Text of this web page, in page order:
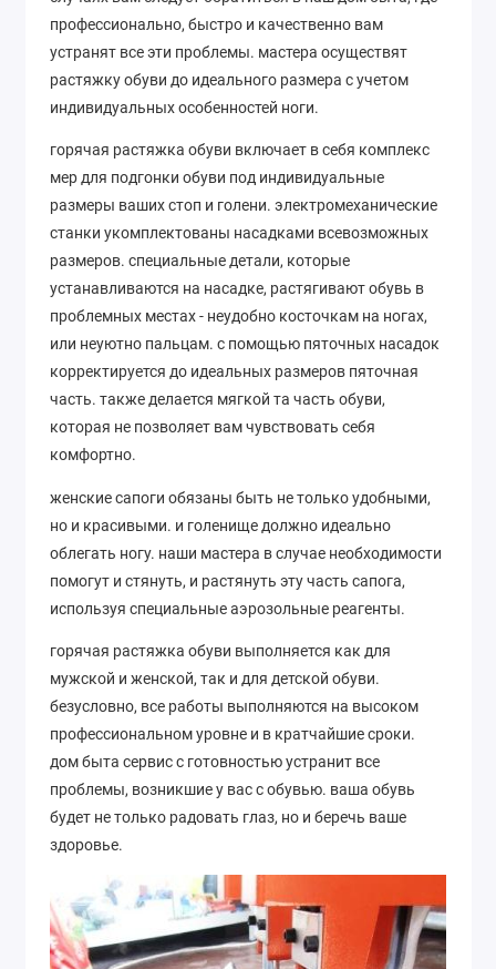
профессионально, быстро и качественно вам
устранят все эти проблемы. мастера осуществят
растяжку обуви до идеального размера с учетом
индивидуальных особенностей ноги.
горячая растяжка обуви включает в себя комплекс
мер для подгонки обуви под индивидуальные
размеры ваших стоп и голени. электромеханические
станки укомплектованы насадками всевозможных
размеров. специальные детали, которые
устанавливаются на насадке, растягивают обувь в
проблемных местах - неудобно косточкам на ногах,
или неуютно пальцам. с помощью пяточных насадок
корректируется до идеальных размеров пяточная
часть. также делается мягкой та часть обуви,
которая не позволяет вам чувствовать себя
комфортно.
женские сапоги обязаны быть не только удобными,
но и красивыми. и голенище должно идеально
облегать ногу. наши мастера в случае необходимости
помогут и стянуть, и растянуть эту часть сапога,
используя специальные аэрозольные реагенты.
горячая растяжка обуви выполняется как для
мужской и женской, так и для детской обуви.
безусловно, все работы выполняются на высоком
профессиональном уровне и в кратчайшие сроки.
дом быта сервис с готовностью устранит все
проблемы, возникшие у вас с обувью. ваша обувь
будет не только радовать глаз, но и беречь ваше
здоровье.